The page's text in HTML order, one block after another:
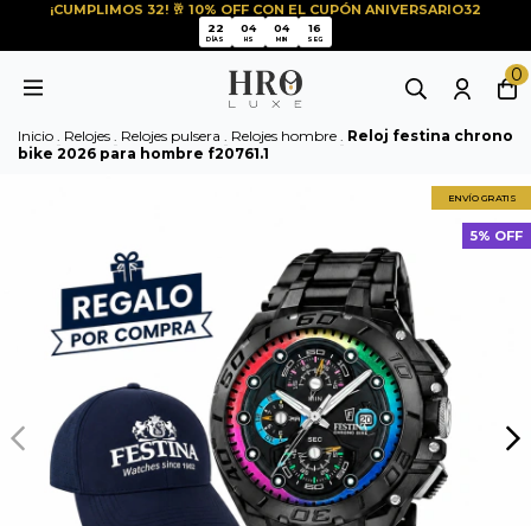
¡CUMPLIMOS 32! 🥂 10% OFF CON EL CUPÓN ANIVERSARIO32
22
22
DÍAS
04
04
HS
04
04
MIN
16
15
SEG
0
Inicio Relojes Relojes pulsera Relojes hombre
Reloj festina chrono
bike 2026 para hombre f20761.1
ENVÍO GRATIS
5% OFF